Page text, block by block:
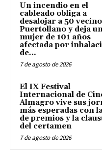
Un incendio en el
cableado obliga a
desalojar a 50
Puertollano y deja
mujer de 101 años
afectada por
de...
7 de agosto de 2026
El IX Festival
Internacional de
Almagro vive sus
más esperadas con
de premios y la
del certamen
7 de agosto de 2026